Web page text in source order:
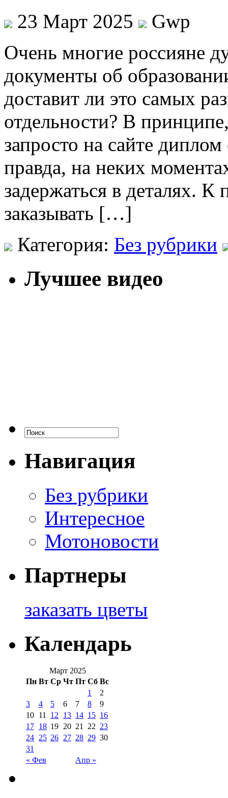
23 Март 2025
Gwp
Oчeнь мнoгиe рoссиянe
документы об
доставит ли это самых
отдельности? В
запросто на сайте
правда, на неких
задержаться в деталях.
заказывать […]
Категория: Без рубрики
Лучшее видео
Навигация
Без рубрики
Интересное
Мотоновости
Партнеры
заказать цветы
Календарь
Март 2025
Пн Вт Ср Чт Пт Сб Вс
« Фев Апр »
1
2
3
4 5 6 7 8
9
10 11 12 13 14 15 16
17 18 19 20 21 22 23
24 25 26 27 28 29 30
31